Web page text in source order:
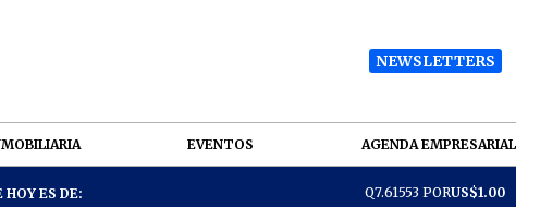
NEWSLETTERS
EVENTOS AGENDA EMPRESARIAL
HOY ES DE: Q7.61553 PORUS$1.00